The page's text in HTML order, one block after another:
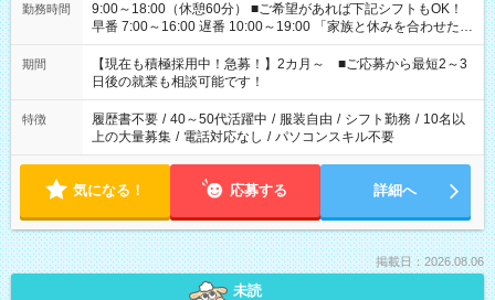
勤務時間
9:00～18:00（休憩60分） ■ご希望があれば下記シフトもOK！
早番 7:00～16:00 遅番 10:00～19:00 「家族と休みを合わせた
い」 「余裕を持って夕飯の準備がしたい」 「できれば残業はし
たくない」 など、ご希望を教えてくださいね。 ※Wワーク希望
の方へ 今ご覧のお仕事で希望する勤務時間と、もう1つのお仕事
の勤務時間。 合計で週40時間を超える場合は応募できません。
期間
【現在も積極採用中！急募！】2カ月～ ■ご応募から最短2～3
日後の就業も相談可能です！
特徴 履歴書不要 / 40～50代活躍中 / 服装自由 / シフト勤務 / 10名以
上の大量募集 / 電話対応なし / パソコンスキル不要
気になる！ 応募する 詳細へ
掲載日：2026.08.06
未読